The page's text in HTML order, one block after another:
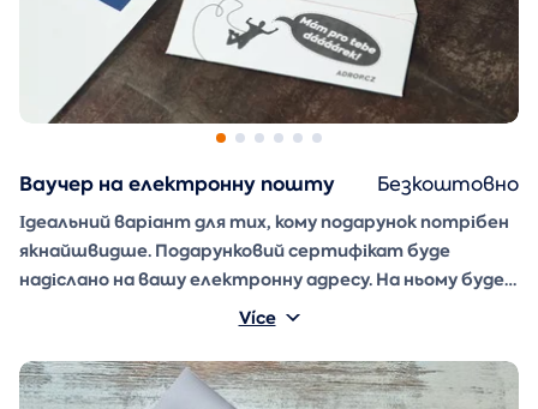
Ваучер на електронну пошту
Ідеальний варіант для тих, кому подарунок потрібен
якнайшвидше. Подарунковий сертифікат буде
надіслано на вашу електронну адресу. На ньому буде
ваше ім'я та напис, який ви можете написати
просто роздрукувати, вирізати та склеїти, також
буде надіслано в електронному листі.
Více
Безкоштовно